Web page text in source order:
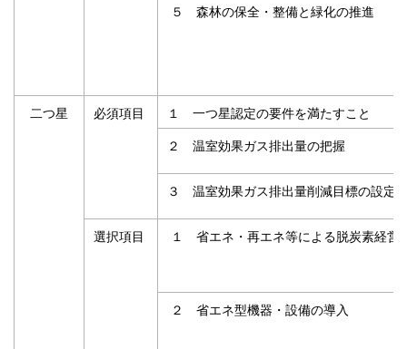
５ 森林の保全・整備と緑化の推進
二つ星 必須項目
１ 一つ星認定の要件を満たすこと
２ 温室効果ガス排出量の把握
３ 温室効果ガス排出量削減目標の設定
選択項目 １ 省エネ・再エネ等による脱炭素経営
２ 省エネ型機器・設備の導入